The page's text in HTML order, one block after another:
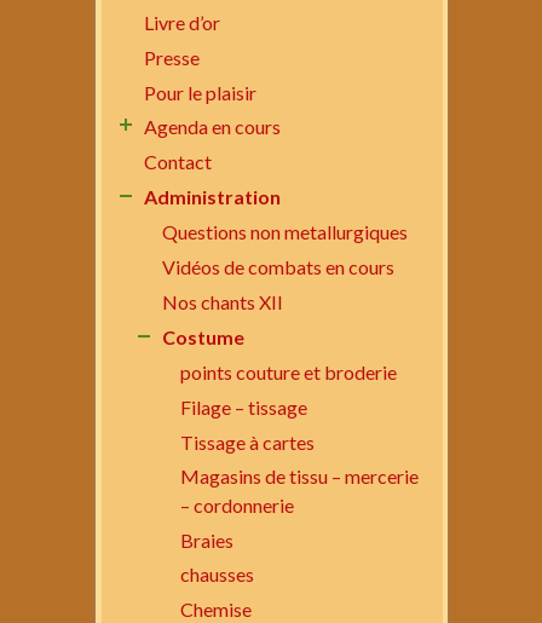
Livre d’or
Presse
Pour le plaisir
Agenda en cours
Contact
Administration
Questions non metallurgiques
Vidéos de combats en cours
Nos chants XII
Costume
points couture et broderie
Filage – tissage
Tissage à cartes
Magasins de tissu – mercerie
– cordonnerie
Braies
chausses
Chemise